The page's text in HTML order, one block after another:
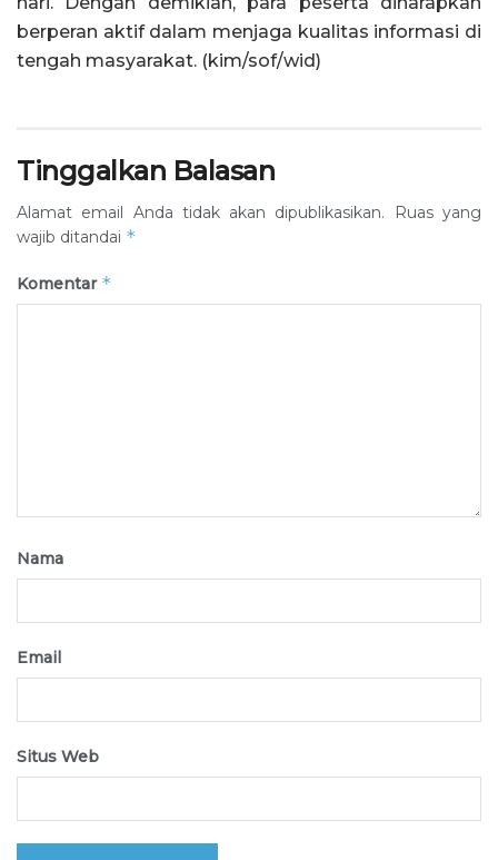
berperan aktif dalam menjaga kualitas informasi di
tengah masyarakat. (kim/sof/wid)
Tinggalkan Balasan
Alamat email Anda tidak akan dipublikasikan.
Ruas yang
wajib ditandai *
Komentar *
Nama
Email
Situs Web